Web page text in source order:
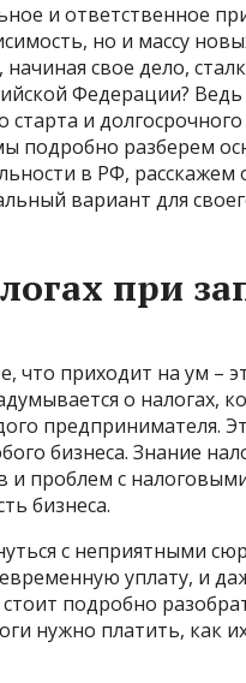
и ответственное
но и массу
свое дело,
Федерации?
и долгосрочного
подробно разберем
в РФ, расскажем
вариант для
при
что приходит на ум –
о налогах,
предпринимателя.
бизнеса. Знание
проблем с
бизнеса.
с неприятными
уплату, и
подробно
нужно платить, как